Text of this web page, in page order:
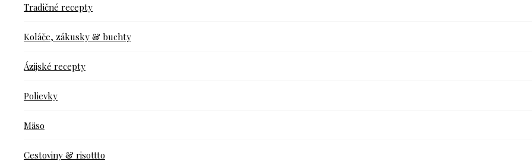
Tradičné recepty
Koláče, zákusky & buchty
Ázijské recepty
Polievky
Mäso
Cestoviny & risottto